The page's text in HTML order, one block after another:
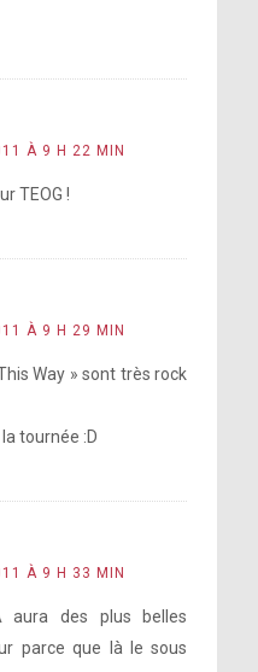
À 9 H 22 MIN
TEOG !
À 9 H 29 MIN
Way » sont très rock
tournée :D
À 9 H 33 MIN
aura des plus belles
parce que là le sous